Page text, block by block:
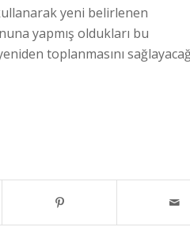
yeni belirlenen
yapmış oldukları bu
toplanmasını